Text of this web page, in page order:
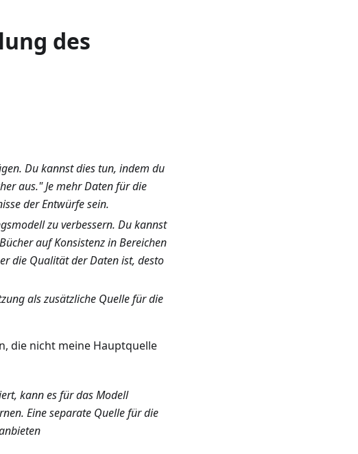
des
Du kannst dies tun, indem du
aus." Je mehr Daten für die
der Entwürfe sein.
zu verbessern. Du kannst
auf Konsistenz in Bereichen
die Qualität der Daten ist, desto
als zusätzliche Quelle für die
die nicht meine Hauptquelle
kann es für das Modell
Eine separate Quelle für die